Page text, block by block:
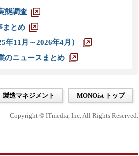
態調査
まとめ
11月～2026年4月）
のニュースまとめ
製造マネジメント MONOist トップ
Copyright © ITmedia, Inc. All Rights Reserved.